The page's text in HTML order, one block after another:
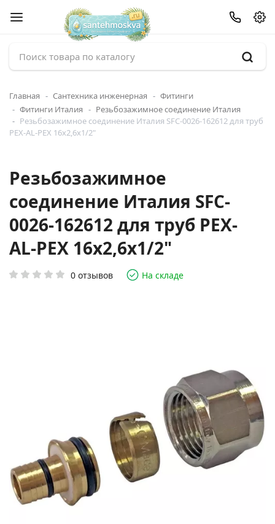
Главная Сантехника инженерная
Фитинги
Фитинги Италия
Резьбозажимное соединение Италия
Резьбозажимное соединение Италия SFC-0026-162612 для труб
PEX-AL-PEX 16х2,6х1/2"
Резьбозажимное
соединение Италия SFC-
0026-162612 для труб PEX-
AL-PEX 16х2,6х1/2"
0 отзывов На складе